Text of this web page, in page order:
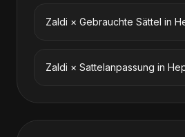
Zaldi × Gebrauchte Sättel in
Zaldi × Sattelanpassung in